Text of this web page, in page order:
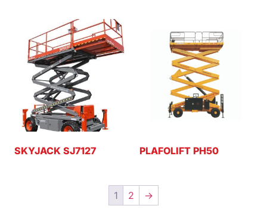
SKYJACK SJ7127 PLAFOLIFT PH50
1 2 →